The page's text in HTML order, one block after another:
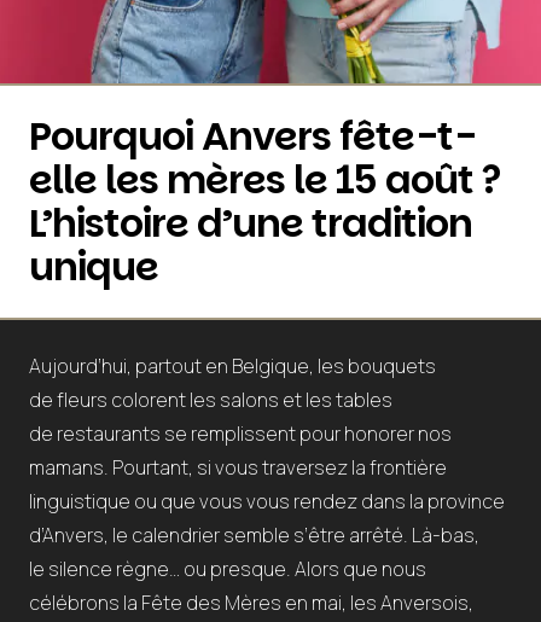
Pourquoi Anvers fête-t-
elle les mères le 15 août ?
L’histoire d’une tradition
unique
Aujourd’hui, partout en Belgique, les bouquets
de fleurs colorent les salons et les tables
de restaurants se remplissent pour honorer nos
mamans. Pourtant, si vous traversez la frontière
linguistique ou que vous vous rendez dans la province
d’Anvers, le calendrier semble s’être arrêté. Là-bas,
le silence règne… ou presque. Alors que nous
célébrons la Fête des Mères en mai, les Anversois,